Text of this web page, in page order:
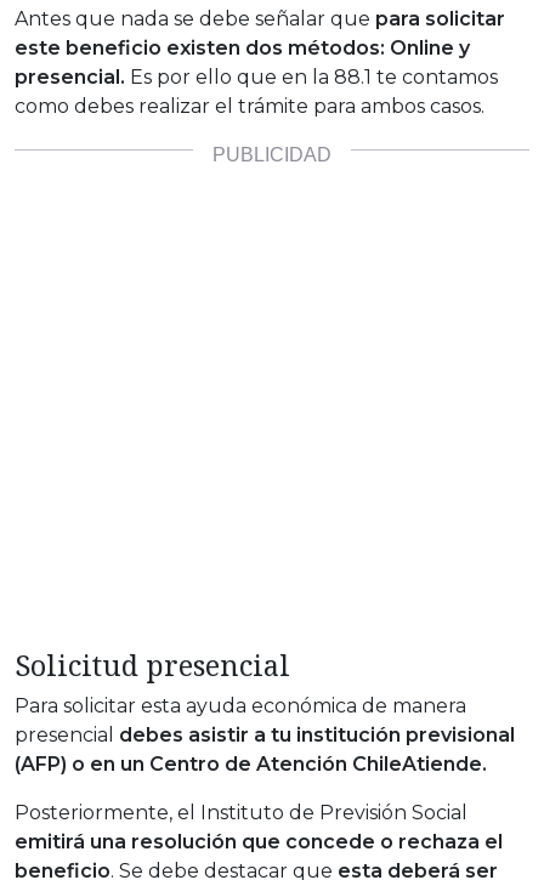
Antes que nada se debe señalar que para solicitar
este beneficio existen dos métodos: Online y
presencial. Es por ello que en la 88.1 te contamos
como debes realizar el trámite para ambos casos.
Solicitud presencial
Para solicitar esta ayuda económica de manera
presencial debes asistir a tu institución previsional
(AFP) o en un Centro de Atención ChileAtiende.
Posteriormente, el Instituto de Previsión Social
emitirá una resolución que concede o rechaza el
beneficio. Se debe destacar que esta deberá ser